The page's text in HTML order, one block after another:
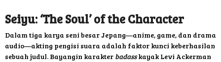
Seiyu: ‘The Soul’ of the Character
Dalam tiga karya seni besar Jepang—anime, game, dan drama
audio—akting pengisi suara adalah faktor kunci keberhasilan
sebuah judul. Bayangin karakter badasskayak Levi Ackerman